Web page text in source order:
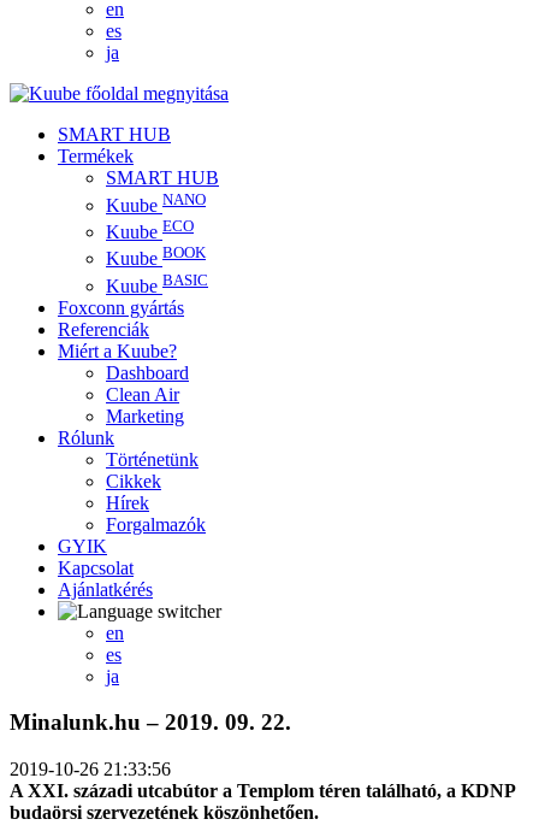
en
es
ja
SMART HUB
Termékek
SMART HUB
Kuube NANO
Kuube ECO
Kuube BOOK
Kuube BASIC
Foxconn gyártás
Referenciák
Miért a Kuube?
Dashboard
Clean Air
Marketing
Rólunk
Történetünk
Cikkek
Hírek
Forgalmazók
GYIK
Kapcsolat
Ajánlatkérés
en
es
ja
Minalunk.hu – 2019. 09. 22.
2019-10-26 21:33:56
A XXI. századi utcabútor a Templom téren található, a KDNP
budaörsi szervezetének köszönhetően.